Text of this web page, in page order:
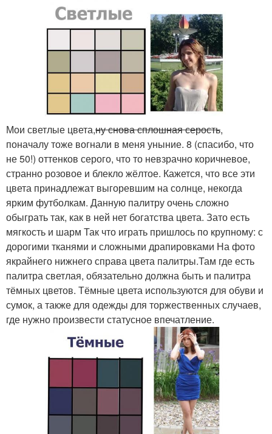
Мои светлые цвета,ну снова сплошная серость,
поначалу тоже вогнали в меня уныние. 8 (спасибо, что
не 50!) оттенков серого, что то невзрачно коричневое,
странно розовое и блекло жёлтое. Кажется, что все эти
цвета принадлежат выгоревшим на солнце, некогда
ярким футболкам. Данную палитру очень сложно
обыграть так, как в ней нет богатства цвета. Зато есть
мягкость и шарм Так что играть пришлось по крупному: с
дорогими тканями и сложными драпировками На фото
якрайнего нижнего справа цвета палитры.Там где есть
палитра светлая, обязательно должна быть и палитра
тёмных цветов. Тёмные цвета используются для обуви и
сумок, а также для одежды для торжественных случаев,
где нужно произвести статусное впечатление.